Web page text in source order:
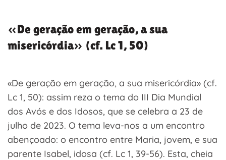
«De geração em geração, a sua
misericórdia» (cf. Lc 1, 50)
«De geração em geração, a sua misericórdia» (cf.
Lc 1, 50): assim reza o tema do III Dia Mundial
dos Avós e dos Idosos, que se celebra a 23 de
julho de 2023. O tema leva-nos a um encontro
abençoado: o encontro entre Maria, jovem, e sua
parente Isabel, idosa (cf. Lc 1, 39-56). Esta, cheia